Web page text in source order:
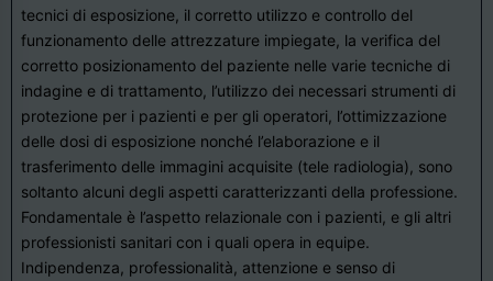
tecnici di esposizione, il corretto utilizzo e controllo del
funzionamento delle attrezzature impiegate, la verifica del
corretto posizionamento del paziente nelle varie tecniche di
indagine e di trattamento, l’utilizzo dei necessari strumenti di
protezione per i pazienti e per gli operatori, l’ottimizzazione
delle dosi di esposizione nonché l’elaborazione e il
trasferimento delle immagini acquisite (tele radiologia), sono
soltanto alcuni degli aspetti caratterizzanti della professione.
Fondamentale è l’aspetto relazionale con i pazienti, e gli altri
professionisti sanitari con i quali opera in equipe.
Indipendenza, professionalità, attenzione e senso di